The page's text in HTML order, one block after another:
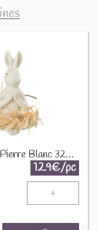
Lapin Assis Yoga Résine aspect Pierre Blanc 32539
12.9€/pc
+